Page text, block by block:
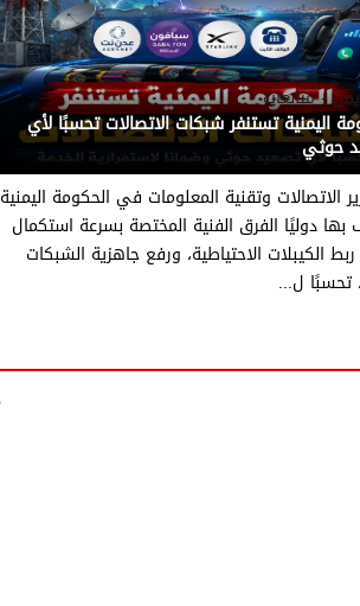
- متابعات
اليمنية تستنفر شبكات الاتصالات تحسبًا لأي
حوثي
الاتصالات وتقنية المعلومات في الحكومة اليمنية
بها دوليًا الفرق الفنية المختصة بسرعة استكمال
الكيبلات الاحتياطية، ورفع جاهزية الشبكات
تحسبًا ل...